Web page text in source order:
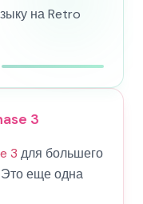
на Retro
3
3 для большего
Это еще одна